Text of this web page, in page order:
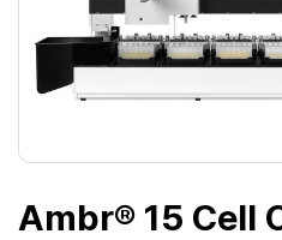
Ambr® 15 Cell